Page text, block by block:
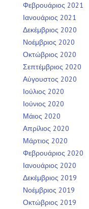
Φεβρουάριος 2021
Ιανουάριος 2021
Δεκέμβριος 2020
Νοέμβριος 2020
Οκτώβριος 2020
Σεπτέμβριος 2020
Αύγουστος 2020
Ιούλιος 2020
Ιούνιος 2020
Μάιος 2020
Απρίλιος 2020
Μάρτιος 2020
Φεβρουάριος 2020
Ιανουάριος 2020
Δεκέμβριος 2019
Νοέμβριος 2019
Οκτώβριος 2019